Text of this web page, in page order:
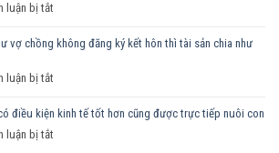
luận bị tắt
nữ
vợ
vợ chồng không đăng ký kết hôn thì tài sản chia như
luận bị tắt
chung
điều kiện kinh tế tốt hơn cũng được trực tiếp nuôi con
luận bị tắt